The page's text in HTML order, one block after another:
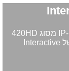
אודיוקודס תשלב טלפוני ה-IP מסוג 420HD
במערכות מוקדי השירות של Interactive